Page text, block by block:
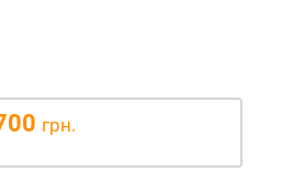
грн.